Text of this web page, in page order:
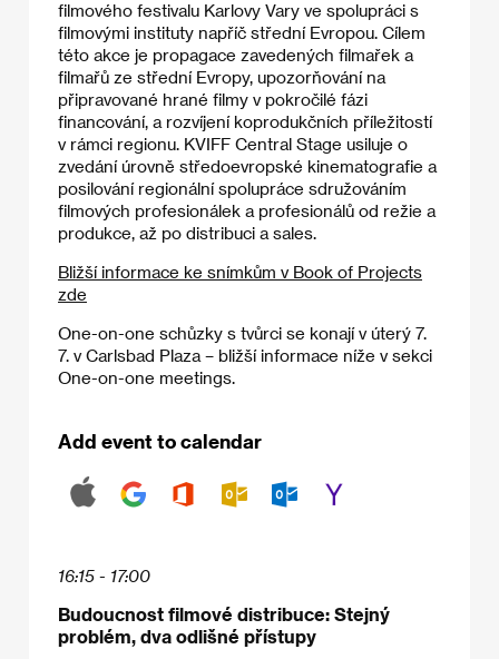
filmového festivalu Karlovy Vary ve spolupráci s
filmovými instituty napříč střední Evropou. Cílem
této akce je propagace zavedených filmařek a
filmařů ze střední Evropy, upozorňování na
připravované hrané filmy v pokročilé fázi
financování, a rozvíjení koprodukčních příležitostí
v rámci regionu. KVIFF Central Stage usiluje o
zvedání úrovně středoevropské kinematografie a
posilování regionální spolupráce sdružováním
filmových profesionálek a profesionálů od režie a
produkce, až po distribuci a sales.
Bližší informace ke snímkům v Book of Projects
zde
One-on-one schůzky s tvůrci se konají v úterý 7.
7. v Carlsbad Plaza – bližší informace níže v sekci
One-on-one meetings.
Add event to calendar
16:15 - 17:00
Budoucnost filmové distribuce: Stejný
problém, dva odlišné přístupy